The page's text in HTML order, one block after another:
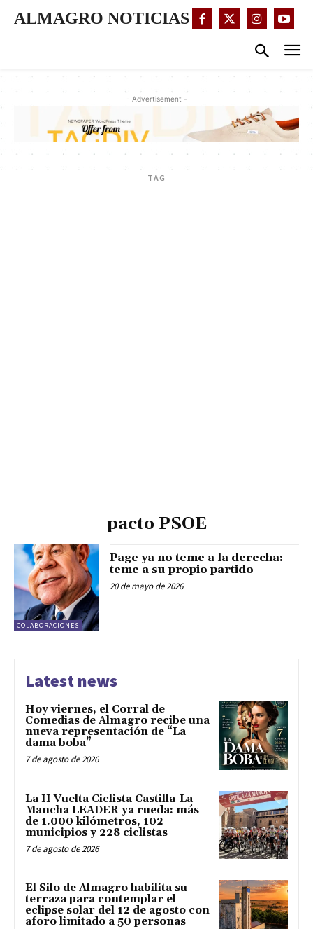
ALMAGRO NOTICIAS
- Advertisement -
TAG
pacto PSOE
COLABORACIONES
Page ya no teme a la derecha:
teme a su propio partido
20 de mayo de 2026
Latest news
Hoy viernes, el Corral de
Comedias de Almagro recibe una
nueva representación de “La
dama boba”
7 de agosto de 2026
La II Vuelta Ciclista Castilla-La
Mancha LEADER ya rueda: más
de 1.000 kilómetros, 102
municipios y 228 ciclistas
7 de agosto de 2026
El Silo de Almagro habilita su
terraza para contemplar el
eclipse solar del 12 de agosto con
aforo limitado a 50 personas